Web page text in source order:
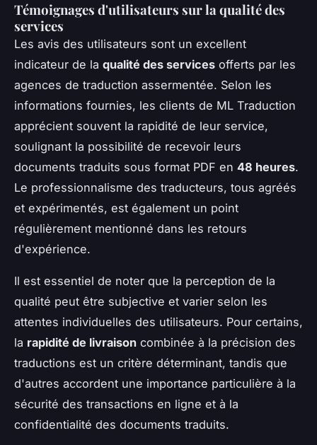
Témoignages d'utilisateurs sur la qualité des
services
Les avis des utilisateurs sont un excellent
indicateur de la qualité des services offerts par les
agences de traduction assermentée. Selon les
informations fournies, les clients de ML Traduction
apprécient souvent la rapidité de leur service,
soulignant la possibilité de recevoir leurs
documents traduits sous format PDF en 48 heures.
Le professionnalisme des traducteurs, tous agréés
et expérimentés, est également un point
régulièrement mentionné dans les retours
d'expérience.
Il est essentiel de noter que la perception de la
qualité peut être subjective et varier selon les
attentes individuelles des utilisateurs. Pour certains,
la rapidité de livraison combinée à la précision des
traductions est un critère déterminant, tandis que
d'autres accordent une importance particulière à la
sécurité des transactions en ligne et à la
confidentialité des documents traduits.